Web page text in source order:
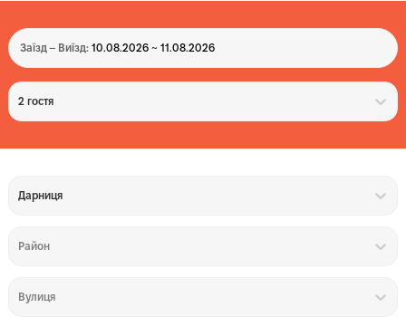
Заїзд – Виїзд: 10.08.2026 ~ 11.08.2026
2 гостя
Дарниця
Район
Вулиця